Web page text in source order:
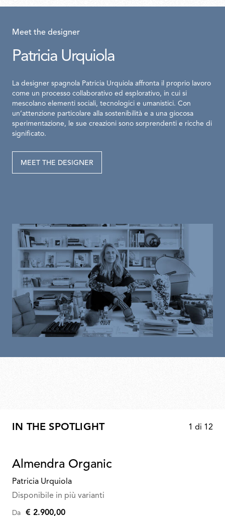
Meet the designer
Patricia Urquiola
La designer spagnola Patricia Urquiola affronta il proprio lavoro
come un processo collaborativo ed esplorativo, in cui si
mescolano elementi sociali, tecnologici e umanistici. Con
un’attenzione particolare alla sostenibilità e a una giocosa
sperimentazione, le sue creazioni sono sorprendenti e ricche di
significato.
MEET THE DESIGNER
IN THE SPOTLIGHT 1 di 12
Almendra Organic
Patricia Urquiola
Disponibile in più varianti
Da € 2.900,00